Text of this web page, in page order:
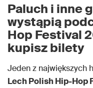
Paluch i inne
wystąpią
Hop Festival
kupisz bilety
Jeden z największych
Lech Polish Hip-Hop